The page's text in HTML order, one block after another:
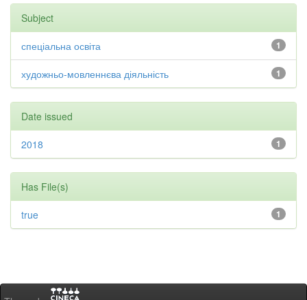
Subject
1
спеціальна освіта
1
художньо-мовленнєва діяльність
Date issued
1
2018
Has File(s)
1
true